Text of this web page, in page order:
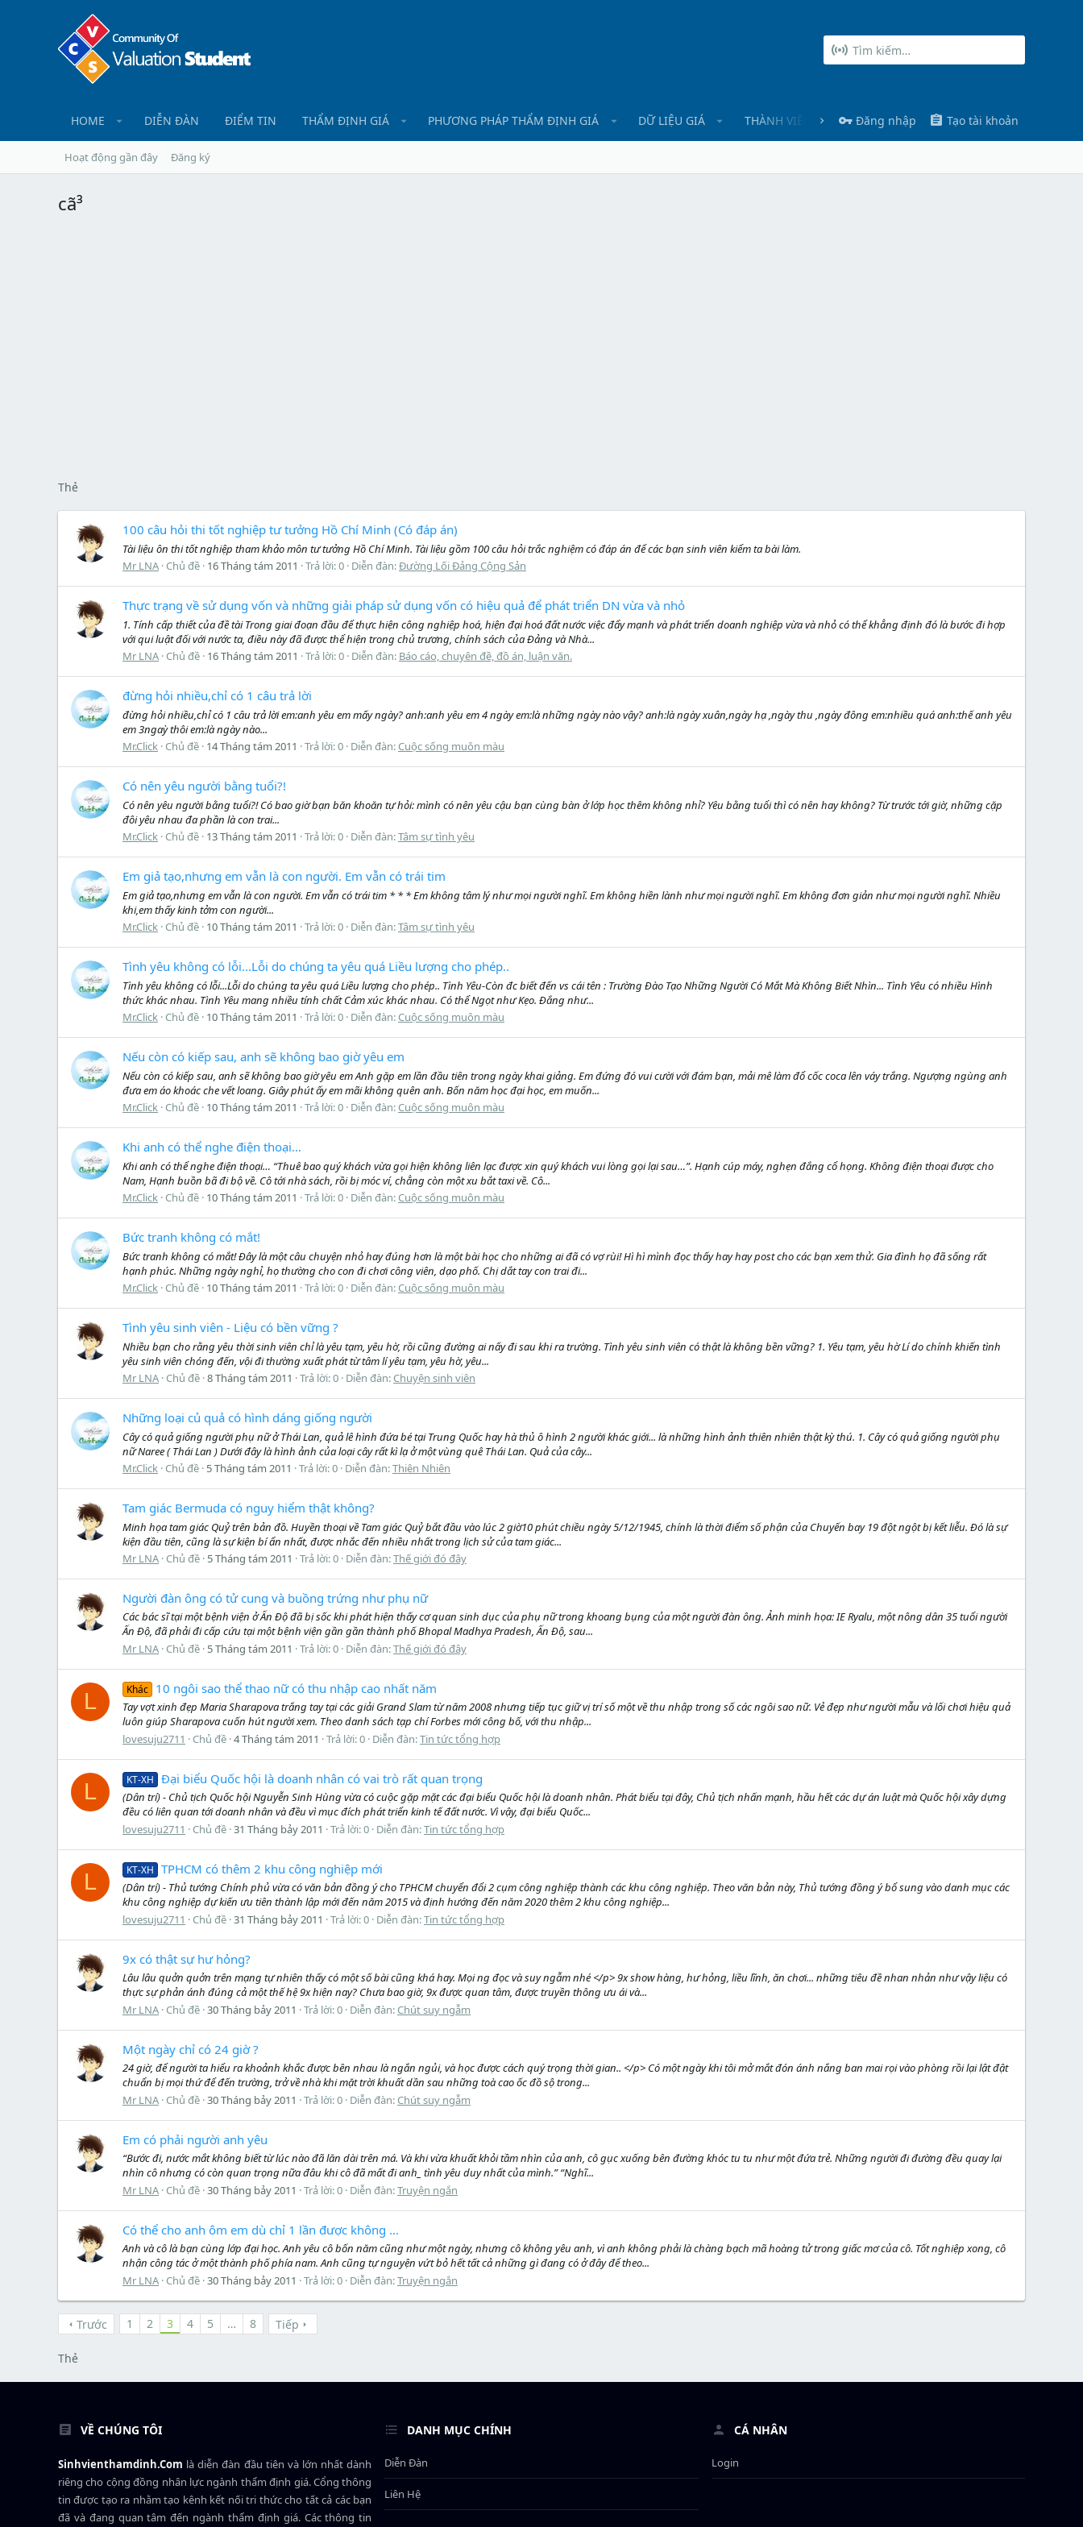
HOME DIỄN ĐÀN ĐIỂM TIN THẨM ĐỊNH GIÁ PHƯƠNG PHÁP THẨM ĐỊNH GIÁ DỮ LIỆU GIÁ THÀNH VIÊN Đăng nhập Tạo tài khoản
Hoạt động gần đây Đăng ký
cã³
Thẻ
100 câu hỏi thi tốt nghiệp tư tưởng Hồ Chí Minh (Có đáp án)
Tài liệu ôn thi tốt nghiệp tham khảo môn tư tưởng Hồ Chí Minh. Tài liệu gồm 100 câu hỏi trắc nghiệm có đáp án để các bạn sinh viên kiểm ta bài làm.
Mr LNA Chủ đề 16 Tháng tám 2011 Trả lời: 0 Diễn đàn:Đường Lối Đảng Cộng Sản
Thực trạng về sử dụng vốn và những giải pháp sử dụng vốn có hiệu quả để phát triển DN vừa và nhỏ
1. Tính cấp thiết của đề tài Trong giai đoạn đầu để thực hiện công nghiệp hoá, hiện đại hoá đất nước việc đẩy mạnh và phát triển doanh nghiệp vừa và nhỏ có thể khẳng định đó là bước đi hợp
với qui luật đối với nước ta, điều này đã được thể hiện trong chủ trương, chính sách của Đảng và Nhà...
Mr LNA Chủ đề 16 Tháng tám 2011 Trả lời: 0 Diễn đàn: Báo cáo, chuyên đề, đồ án, luận văn.
đừng hỏi nhiều,chỉ có 1 câu trả lời
đừng hỏi nhiều,chỉ có 1 câu trả lời em:anh yêu em mấy ngày? anh:anh yêu em 4 ngày em:là những ngày nào vậy? anh:là ngày xuân,ngày hạ ,ngày thu ,ngày đông em:nhiều quá anh:thế anh yêu
em 3ngaỳ thôi em:là ngày nào...
Mr.Click Chủ đề 14 Tháng tám 2011 Trả lời: 0 Diễn đàn:Cuộc sống muôn màu
Có nên yêu người bằng tuổi?!
Có nên yêu người bằng tuổi?! Có bao giờ bạn băn khoăn tự hỏi: mình có nên yêu cậu bạn cùng bàn ở lớp học thêm không nhỉ? Yêu bằng tuổi thì có nên hay không? Từ trước tới giờ, những cặp
đôi yêu nhau đa phần là con trai...
Mr.Click Chủ đề 13 Tháng tám 2011 Trả lời: 0 Diễn đàn:Tâm sự tình yêu
Em giả tạo,nhưng em vẫn là con người. Em vẫn có trái tim
Em giả tạo,nhưng em vẫn là con người. Em vẫn có trái tim * * * Em không tâm lý như mọi người nghĩ. Em không hiền lành như mọi người nghĩ. Em không đơn giản như mọi người nghĩ. Nhiều
khi,em thấy kinh tởm con người...
Mr.Click Chủ đề 10 Tháng tám 2011 Trả lời: 0 Diễn đàn:Tâm sự tình yêu
Tình yêu không có lỗi...Lỗi do chúng ta yêu quá Liều lượng cho phép..
Tình yêu không có lỗi...Lỗi do chúng ta yêu quá Liều lượng cho phép.. Tình Yêu-Còn đc biết đến vs cái tên : Trường Đào Tạo Những Người Có Mắt Mà Không Biết Nhìn... Tình Yêu có nhiều Hình
thức khác nhau. Tình Yêu mang nhiều tính chất Cảm xúc khác nhau. Có thể Ngọt như Kẹo. Đắng như...
Mr.Click Chủ đề 10 Tháng tám 2011 Trả lời: 0 Diễn đàn:Cuộc sống muôn màu
Nếu còn có kiếp sau, anh sẽ không bao giờ yêu em
Nếu còn có kiếp sau, anh sẽ không bao giờ yêu em Anh gặp em lần đầu tiên trong ngày khai giảng. Em đứng đó vui cười với đám bạn, mải mê làm đổ cốc coca lên váy trắng. Ngượng ngùng anh
đưa em áo khoác che vết loang. Giây phút ấy em mãi không quên anh. Bốn năm học đại học, em muốn...
Mr.Click Chủ đề 10 Tháng tám 2011 Trả lời: 0 Diễn đàn:Cuộc sống muôn màu
Khi anh có thể nghe điện thoại…
Khi anh có thể nghe điện thoại… “Thuê bao quý khách vừa gọi hiện không liên lạc được xin quý khách vui lòng gọi lại sau…”. Hạnh cúp máy, nghẹn đắng cổ họng. Không điện thoại được cho
Nam, Hạnh buồn bã đi bộ về. Cô tới nhà sách, rồi bị móc ví, chẳng còn một xu bắt taxi về. Cô...
Mr.Click Chủ đề 10 Tháng tám 2011 Trả lời: 0 Diễn đàn:Cuộc sống muôn màu
Bức tranh không có mắt!
Bức tranh không có mắt! Đây là một câu chuyện nhỏ hay đúng hơn là một bài học cho những ai đã có vợ rùi! Hì hì mình đọc thấy hay hay post cho các bạn xem thử. Gia đình họ đã sống rất
hạnh phúc. Những ngày nghỉ, họ thường cho con đi chơi công viên, dạo phố. Chị dắt tay con trai đi...
Mr.Click Chủ đề 10 Tháng tám 2011 Trả lời: 0 Diễn đàn:Cuộc sống muôn màu
Tình yêu sinh viên - Liệu có bền vững ?
Nhiều bạn cho rằng yêu thời sinh viên chỉ là yêu tạm, yêu hờ, rồi cũng đường ai nấy đi sau khi ra trường. Tình yêu sinh viên có thật là không bền vững? 1. Yêu tạm, yêu hờ Lí do chính khiến tình
yêu sinh viên chóng đến, vội đi thường xuất phát từ tâm lí yêu tạm, yêu hờ, yêu...
Mr LNA Chủ đề 8 Tháng tám 2011 Trả lời: 0 Diễn đàn:Chuyện sinh viên
Những loại củ quả có hình dáng giống người
Cây có quả giống người phụ nữ ở Thái Lan, quả lê hình đứa bé tại Trung Quốc hay hà thủ ô hình 2 người khác giới... là những hình ảnh thiên nhiên thật kỳ thú. 1. Cây có quả giống người phụ
nữ Naree ( Thái Lan ) Dưới đây là hình ảnh của loại cây rất kì lạ ở một vùng quê Thái Lan. Quả của cây...
Mr.Click Chủ đề 5 Tháng tám 2011 Trả lời: 0 Diễn đàn:Thiên Nhiên
Tam giác Bermuda có nguy hiểm thật không?
Minh họa tam giác Quỷ trên bản đồ. Huyền thoại về Tam giác Quỷ bắt đầu vào lúc 2 giờ10 phút chiều ngày 5/12/1945, chính là thời điểm số phận của Chuyến bay 19 đột ngột bị kết liễu. Đó là sự
kiện đầu tiên, cũng là sự kiện bí ẩn nhất, được nhắc đến nhiều nhất trong lịch sử của tam giác...
Mr LNA Chủ đề 5 Tháng tám 2011 Trả lời: 0 Diễn đàn:Thế giới đó đây
Người đàn ông có tử cung và buồng trứng như phụ nữ
Các bác sĩ tại một bệnh viện ở Ấn Độ đã bị sốc khi phát hiện thấy cơ quan sinh dục của phụ nữ trong khoang bụng của một người đàn ông. Ảnh minh họa: IE Ryalu, một nông dân 35 tuổi người
Ấn Độ, đã phải đi cấp cứu tại một bệnh viện gần gần thành phố Bhopal Madhya Pradesh, Ấn Độ, sau...
Mr LNA Chủ đề 5 Tháng tám 2011 Trả lời: 0 Diễn đàn:Thế giới đó đây
L Khác 10 ngôi sao thể thao nữ có thu nhập cao nhất năm
Tay vợt xinh đẹp Maria Sharapova trắng tay tại các giải Grand Slam từ năm 2008 nhưng tiếp tục giữ vị trí số một về thu nhập trong số các ngôi sao nữ. Vẻ đẹp như người mẫu và lối chơi hiệu quả
luôn giúp Sharapova cuốn hút người xem. Theo danh sách tạp chí Forbes mới công bố, với thu nhập...
lovesuju2711
Chủ đề 4 Tháng tám 2011 Trả lời: 0 Diễn đàn:Tin tức tổng hợp
L KT-XH Đại biểu Quốc hội là doanh nhân có vai trò rất quan trọng
(Dân trí) - Chủ tịch Quốc hội Nguyễn Sinh Hùng vừa có cuộc gặp mặt các đại biểu Quốc hội là doanh nhân. Phát biểu tại đây, Chủ tịch nhấn mạnh, hầu hết các dự án luật mà Quốc hội xây dựng
đều có liên quan tới doanh nhân và đều vì mục đích phát triển kinh tế đất nước. Vì vậy, đại biểu Quốc...
lovesuju2711
Chủ đề 31 Tháng bảy 2011 Trả lời: 0 Diễn đàn:Tin tức tổng hợp
L KT-XH TPHCM có thêm 2 khu công nghiệp mới
(Dân trí) - Thủ tướng Chính phủ vừa có văn bản đồng ý cho TPHCM chuyển đổi 2 cụm công nghiệp thành các khu công nghiệp. Theo văn bản này, Thủ tướng đồng ý bổ sung vào danh mục các
khu công nghiệp dự kiến ưu tiên thành lập mới đến năm 2015 và định hướng đến năm 2020 thêm 2 khu công nghiệp...
lovesuju2711
Chủ đề 31 Tháng bảy 2011 Trả lời: 0 Diễn đàn:Tin tức tổng hợp
9x có thật sự hư hỏng?
Lâu lâu quởn quởn trên mạng tự nhiên thấy có một số bài cũng khá hay. Mọi ng đọc và suy ngẫm nhé </p> 9x show hàng, hư hỏng, liều lĩnh, ăn chơi... những tiêu đề nhan nhản như vậy liệu có
thực sự phản ánh đúng cả một thế hệ 9x hiện nay? Chưa bao giờ, 9x được quan tâm, được truyền thông ưu ái và...
Mr LNA Chủ đề 30 Tháng bảy 2011 Trả lời: 0 Diễn đàn:Chút suy ngẫm
Một ngày chỉ có 24 giờ ?
24 giờ, để người ta hiểu ra khoảnh khắc được bên nhau là ngắn ngủi, và học được cách quý trọng thời gian.. </p> Có một ngày khi tôi mở mắt đón ánh nắng ban mai rọi vào phòng rồi lại lật đật
chuẩn bị mọi thứ để đến trường, trở về nhà khi mặt trời khuất dần sau những toà cao ốc đồ sộ trong...
Mr LNA Chủ đề 30 Tháng bảy 2011 Trả lời: 0 Diễn đàn:Chút suy ngẫm
Em có phải người anh yêu
“Bước đi, nước mắt không biết từ lúc nào đã lăn dài trên má. Và khi vừa khuất khỏi tầm nhìn của anh, cô gục xuống bên đường khóc tu tu như một đứa trẻ. Những người đi đường đều quay lại
nhìn cô nhưng có còn quan trọng nữa đâu khi cô đã mất đi anh_ tình yêu duy nhất của mình.” “Nghĩ...
Mr LNA Chủ đề 30 Tháng bảy 2011 Trả lời: 0 Diễn đàn:Truyện ngắn
Có thể cho anh ôm em dù chỉ 1 lần được không ...
Anh và cô là bạn cùng lớp đại học. Anh yêu cô bốn năm cũng như một ngày, nhưng cô không yêu anh, vì anh không phải là chàng bạch mã hoàng tử trong giấc mơ của cô. Tốt nghiệp xong, cô
nhận công tác ở một thành phố phía nam. Anh cũng tự nguyện vứt bỏ hết tất cả những gì đang có ở đây để theo...
Mr LNA Chủ đề 30 Tháng bảy 2011 Trả lời: 0 Diễn đàn:Truyện ngắn
Trước 1 2 3 4 5 … 8 Tiếp
Thẻ
VỀ CHÚNG TÔI
Sinhvienthamdinh.Com là diễn đàn đầu tiên và lớn nhất dành
riêng cho cộng đồng nhân lực ngành thẩm định giá. Cổng thông
tin được tạo ra nhằm tạo kênh kết nối tri thức cho tất cả các bạn
đã và đang quan tâm đến ngành thẩm định giá. Các thông tin
DANH MỤC CHÍNH
Diễn Đàn
Liên Hệ
CÁ NHÂN
Login